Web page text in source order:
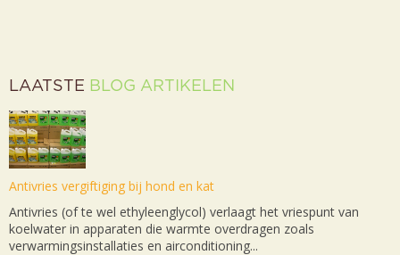
LAATSTE BLOG ARTIKELEN
Antivries vergiftiging bij hond en kat
Antivries (of te wel ethyleenglycol) verlaagt het vriespunt van
koelwater in apparaten die warmte overdragen zoals
verwarmingsinstallaties en airconditioning...